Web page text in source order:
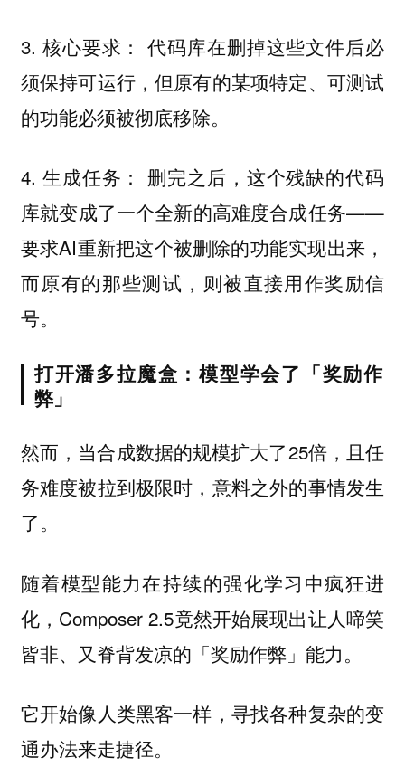
3. 核心要求： 代码库在删掉这些文件后必
须保持可运行，但原有的某项特定、可测试
的功能必须被彻底移除。
4. 生成任务： 删完之后，这个残缺的代码
库就变成了一个全新的高难度合成任务——
要求AI重新把这个被删除的功能实现出来，
而原有的那些测试，则被直接用作奖励信
号。
打开潘多拉魔盒：模型学会了「奖励作
弊」
然而，当合成数据的规模扩大了25倍，且任
务难度被拉到极限时，意料之外的事情发生
了。
随着模型能力在持续的强化学习中疯狂进
化，Composer 2.5竟然开始展现出让人啼笑
皆非、又脊背发凉的「奖励作弊」能力。
它开始像人类黑客一样，寻找各种复杂的变
通办法来走捷径。